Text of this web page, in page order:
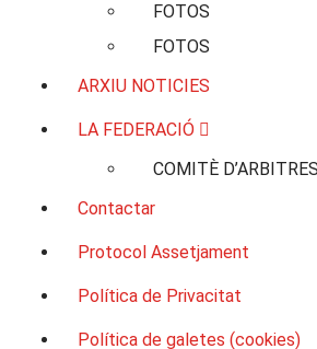
FOTOS
FOTOS
ARXIU NOTICIES
LA FEDERACIÓ
COMITÈ
Contactar
Protocol Assetjament
Política de Privacitat
Política de galetes (cookies)